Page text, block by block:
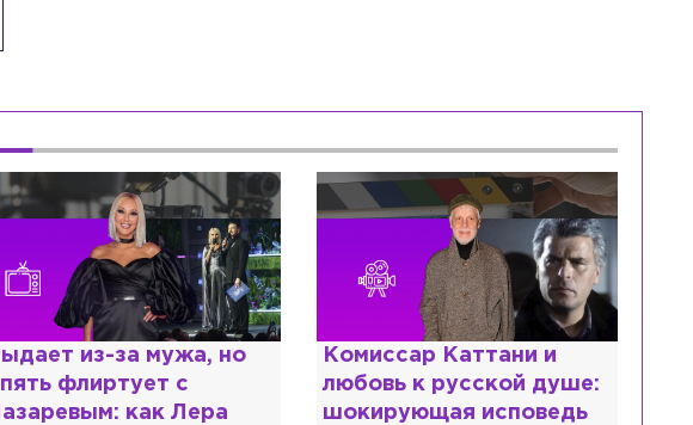
Каттани и
к русской душе:
исповедь
Специалист с напрасным
дипломом: почему мир
разочаровался в высшем